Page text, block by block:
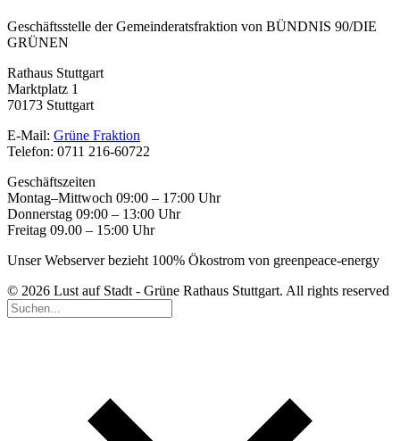
Geschäftsstelle der Gemeinderatsfraktion von BÜNDNIS 90/DIE
GRÜNEN
Rathaus Stuttgart
Marktplatz 1
70173 Stuttgart
E-Mail: Grüne Fraktion
Telefon: 0711 216-60722
Geschäftszeiten
Montag–Mittwoch 09:00 – 17:00 Uhr
Donnerstag 09:00 – 13:00 Uhr
Freitag 09.00 – 15:00 Uhr
Unser Webserver bezieht 100% Ökostrom von greenpeace-energy
© 2026 Lust auf Stadt - Grüne Rathaus Stuttgart. All rights reserved